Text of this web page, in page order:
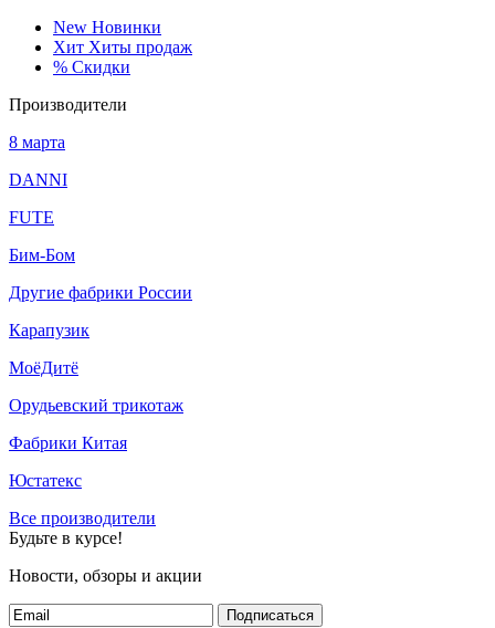
New Новинки
Хит Хиты продаж
% Скидки
Производители
8 марта
DANNI
FUTE
Бим-Бом
Другие фабрики России
Карапузик
МоёДитё
Орудьевский трикотаж
Фабрики Китая
Юстатекс
Все производители
Будьте в курсе!
Новости, обзоры и акции
Подписаться